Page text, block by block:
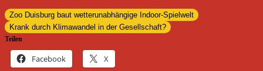
Zoo Duisburg baut wetterunabhängige Indoor-Spielwelt
Krank durch Klimawandel in der Gesellschaft?
Teilen
Facebook X